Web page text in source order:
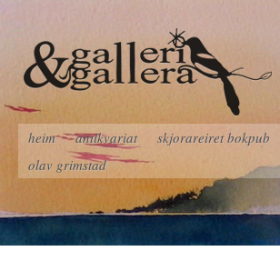
heim antikvariat skjorareiret bokpub
olav grimstad